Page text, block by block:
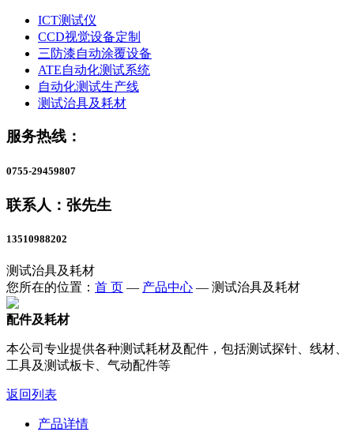
ICT测试仪
CCD视觉设备定制
三防漆自动涂覆设备
ATE自动化测试系统
自动化测试生产线
测试治具及耗材
服务热线：
0755-29459807
联系人：张先生
13510988202
测试治具及耗材
您所在的位置： 首 页 — 产品中心 — 测试治具及耗材
配件及耗材
本公司专业提供各种测试耗材及配件，包括测试探针、线材、
工具及测试板卡、气动配件等
返回列表
产品详情